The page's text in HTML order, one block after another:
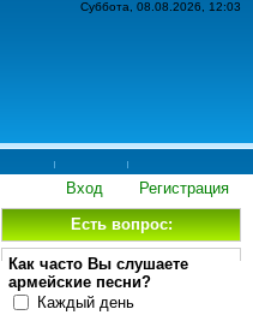
Суббота, 08.08.2026, 12:03
Регистрация
Вход
Есть вопрос:
Как часто Вы слушаете
армейские песни?
Каждый день